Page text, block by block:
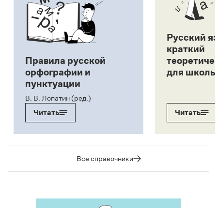
Правила русской
орфографии и
пунктуации
В. В. Лопатин (ред.)
Читать
Русский
краткий
для
Читать
Все справочники